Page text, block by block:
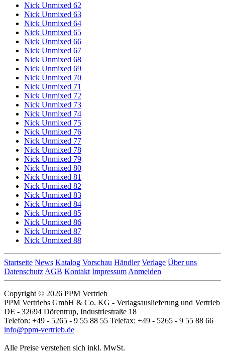
Nick Unmixed 62
Nick Unmixed 63
Nick Unmixed 64
Nick Unmixed 65
Nick Unmixed 66
Nick Unmixed 67
Nick Unmixed 68
Nick Unmixed 69
Nick Unmixed 70
Nick Unmixed 71
Nick Unmixed 72
Nick Unmixed 73
Nick Unmixed 74
Nick Unmixed 75
Nick Unmixed 76
Nick Unmixed 77
Nick Unmixed 78
Nick Unmixed 79
Nick Unmixed 80
Nick Unmixed 81
Nick Unmixed 82
Nick Unmixed 83
Nick Unmixed 84
Nick Unmixed 85
Nick Unmixed 86
Nick Unmixed 87
Nick Unmixed 88
Startseite News Katalog Vorschau Händler Verlage Über uns
Datenschutz AGB Kontakt Impressum Anmelden
Copyright © 2026 PPM Vertrieb
PPM Vertriebs GmbH & Co. KG - Verlagsauslieferung und Vertrieb
DE - 32694 Dörentrup, Industriestraße 18
Telefon: +49 - 5265 - 9 55 88 55 Telefax: +49 - 5265 - 9 55 88 66
info@ppm-vertrieb.de
Alle Preise verstehen sich inkl. MwSt.